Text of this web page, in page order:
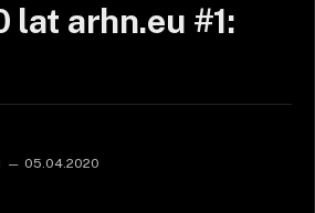
lat arhn.eu #1:
05.04.2020